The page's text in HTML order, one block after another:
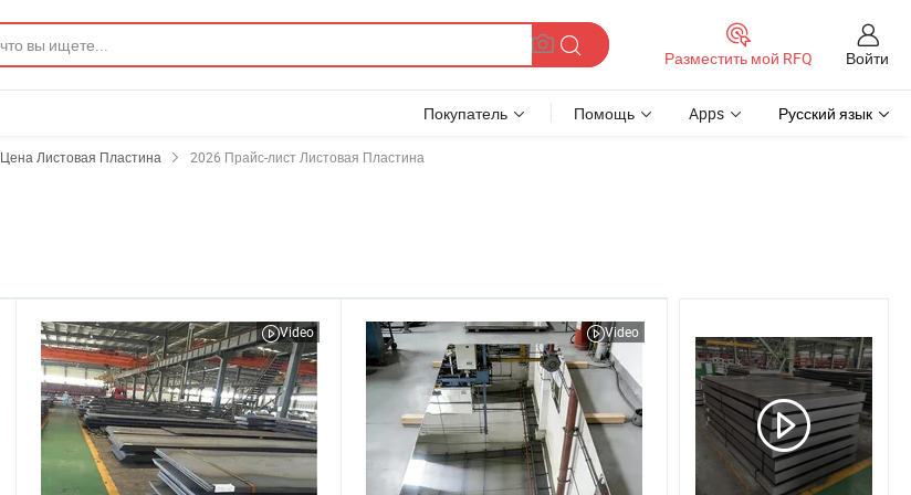
Разместить мой RFQ Войти
Покупатель Помощь Apps Русский язык
Цена Листовая Пластина 2026 Прайс-лист Листовая Пластина
Video Video